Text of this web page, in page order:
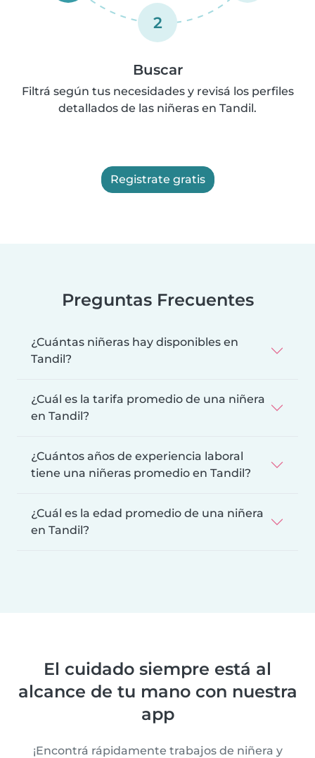
2
Buscar
Filtrá según tus necesidades y revisá los perfiles
detallados de las niñeras en Tandil.
Registrate gratis
Preguntas Frecuentes
¿Cuántas niñeras hay disponibles en
Tandil?
¿Cuál es la tarifa promedio de una niñera
en Tandil?
¿Cuántos años de experiencia laboral
tiene una niñeras promedio en Tandil?
¿Cuál es la edad promedio de una niñera
en Tandil?
El cuidado siempre está al
alcance de tu mano con nuestra
app
¡Encontrá rápidamente trabajos de niñera y